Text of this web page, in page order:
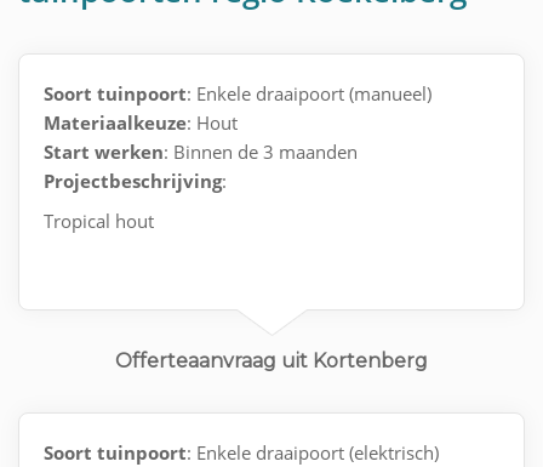
Soort tuinpoort: Enkele draaipoort (manueel)
Materiaalkeuze: Hout
Start werken: Binnen de 3 maanden
Projectbeschrijving:
Tropical hout
Offerteaanvraag uit Kortenberg
Soort tuinpoort: Enkele draaipoort (elektrisch)